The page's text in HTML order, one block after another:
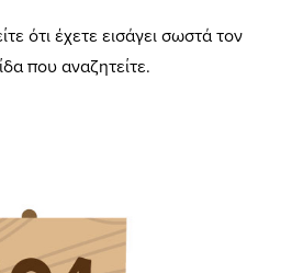
ότι έχετε εισάγει σωστά τον
που αναζητείτε.